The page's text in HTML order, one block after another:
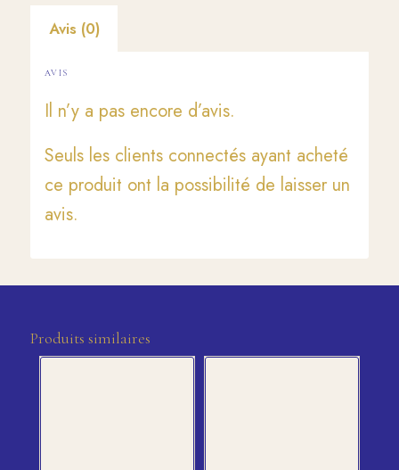
Avis (0)
AVIS
Il n’y a pas encore d’avis.
Seuls les clients connectés ayant acheté
ce produit ont la possibilité de laisser un
avis.
Produits similaires